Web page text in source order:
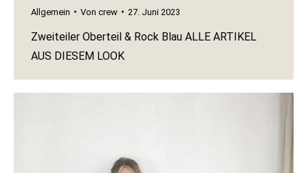
Allgemein Von crew 27. Juni 2023
Zweiteiler Oberteil & Rock Blau ALLE ARTIKEL
AUS DIESEM LOOK